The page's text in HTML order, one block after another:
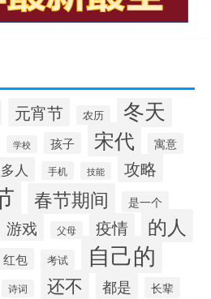
元宵节 农历 冬天
学校 孩子 宋代 寓意
人 手机 技能 攻略
春节期间 是一个
游戏 父母 疫情 的人
红包 考试 自己的
诗词 还不 都是 长辈